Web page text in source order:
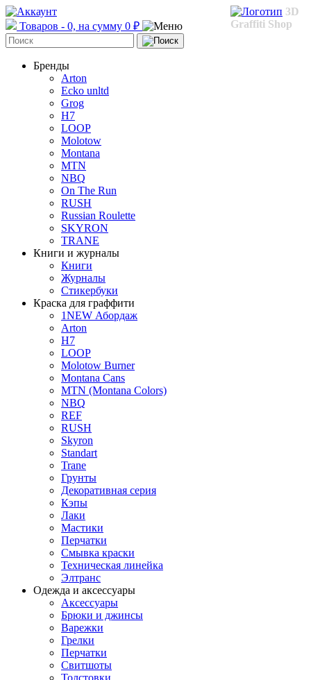
3D
Graffiti Shop
Товаров - 0, на сумму 0 ₽
Бренды
Arton
Ecko unltd
Grog
H7
LOOP
Molotow
Montana
MTN
NBQ
On The Run
RUSH
Russian Roulette
SKYRON
TRANE
Книги и журналы
Книги
Журналы
Стикербуки
Краска для граффити
1NEW Абордаж
Arton
H7
LOOP
Molotow Burner
Montana Cans
MTN (Montana Colors)
NBQ
REF
RUSH
Skyron
Standart
Trane
Грунты
Декоративная серия
Кэпы
Лаки
Мастики
Перчатки
Смывка краски
Техническая линейка
Элтранс
Одежда и аксессуары
Аксессуары
Брюки и джинсы
Варежки
Грелки
Перчатки
Свитшоты
Толстовки